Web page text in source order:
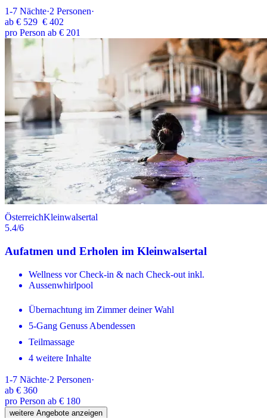
1-7 Nächte·2 Personen·
ab € 529 € 402
pro Person ab € 201
ÖsterreichKleinwalsertal
5.4/6
Aufatmen und Erholen im Kleinwalsertal
Wellness vor Check-in & nach Check-out inkl.
Aussenwhirlpool
Übernachtung im Zimmer deiner Wahl
5-Gang Genuss Abendessen
Teilmassage
4 weitere Inhalte
1-7 Nächte·2 Personen·
ab € 360
pro Person ab € 180
weitere Angebote anzeigen